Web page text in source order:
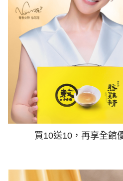
買10送10，再享全館